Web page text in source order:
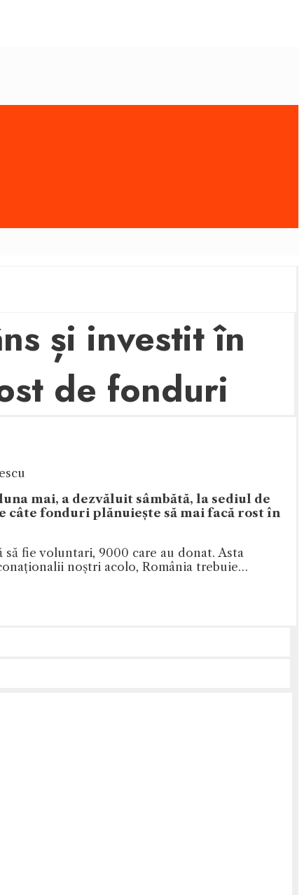
și investit în
de fonduri
mai, a dezvăluit sâmbătă, la sediul de
câte fonduri plănuiește să mai facă rost în
fie voluntari, 9000 care au donat. Asta
noștri acolo, România trebuie…